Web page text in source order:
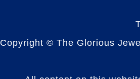
Copyright © The Glorious